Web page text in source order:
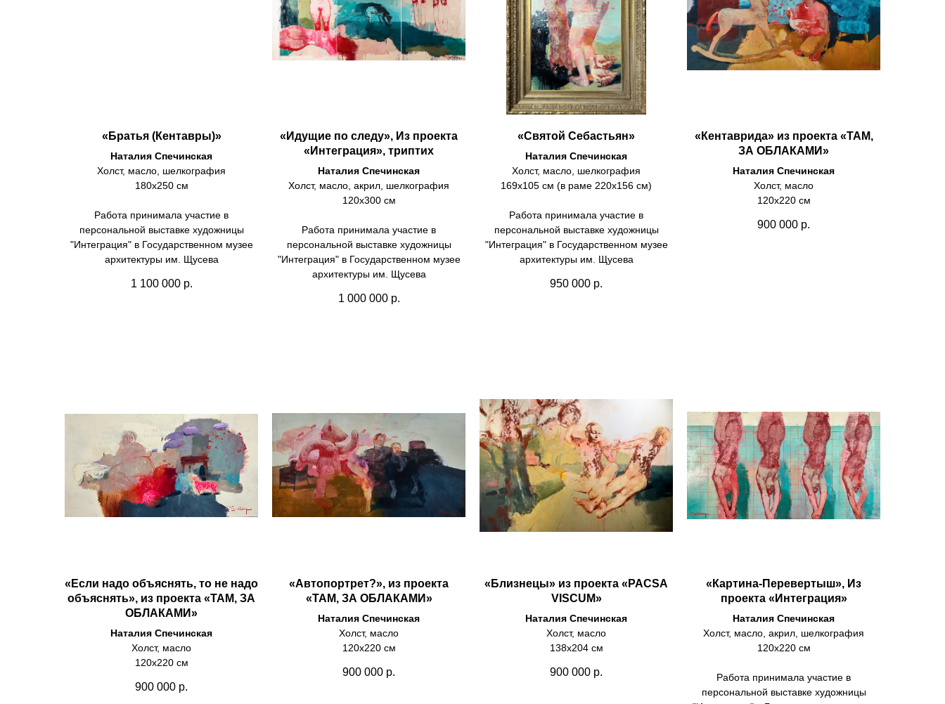
«Братья (Кентавры)»
Наталия Спечинская
Холст, масло, шелкография
180х250 см
Работа принимала участие в
персональной выставке художницы
"Интеграция" в Государственном музее
архитектуры им. Щусева
1 100 000 р.
«Идущие по следу», Из проекта
«Интеграция», триптих
Наталия Спечинская
Холст, масло, акрил, шелкография
120х300 см
Работа принимала участие в
персональной выставке художницы
"Интеграция" в Государственном музее
архитектуры им. Щусева
1 000 000 р.
«Святой Себастьян»
Наталия Спечинская
Холст, масло, шелкография
169х105 см (в раме 220х156 см)
Работа принимала участие в
персональной выставке художницы
"Интеграция" в Государственном музее
архитектуры им. Щусева
950 000 р.
«Кентаврида» из проекта «ТАМ,
ЗА ОБЛАКАМИ»
Наталия Спечинская
Холст, масло
120х220 см
900 000 р.
«Если надо объяснять, то не надо
объяснять», из проекта «ТАМ, ЗА
ОБЛАКАМИ»
Наталия Спечинская
Холст, масло
120х220 см
900 000 р.
«Автопортрет?», из проекта
«ТАМ, ЗА ОБЛАКАМИ»
Наталия Спечинская
Холст, масло
120х220 см
900 000 р.
«Близнецы» из проекта «PACSA
VISCUM»
Наталия Спечинская
Холст, масло
138х204 см
900 000 р.
«Картина-Перевертыш», Из
проекта «Интеграция»
Наталия Спечинская
Холст, масло, акрил, шелкография
120х220 см
Работа принимала участие в
персональной выставке художницы